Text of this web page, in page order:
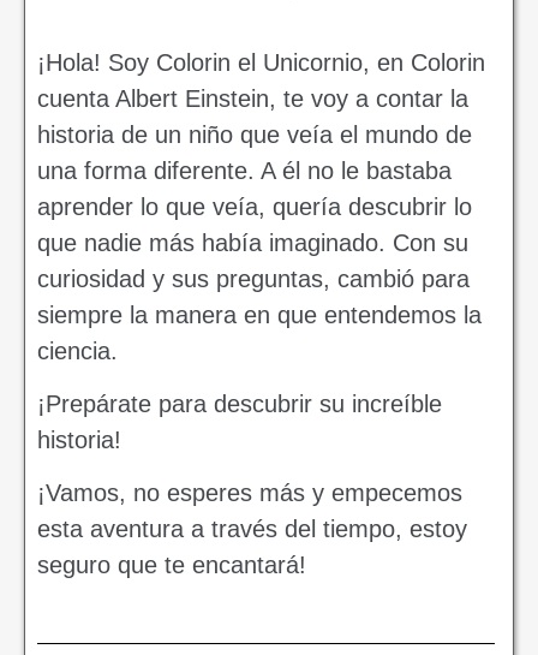
¡Hola! Soy Colorin el Unicornio, en Colorin
cuenta Albert Einstein, te voy a contar la
historia de un niño que veía el mundo de
una forma diferente. A él no le bastaba
aprender lo que veía, quería descubrir lo
que nadie más había imaginado. Con su
curiosidad y sus preguntas, cambió para
siempre la manera en que entendemos la
ciencia.
¡Prepárate para descubrir su increíble
historia!
¡Vamos, no esperes más y empecemos
esta aventura a través del tiempo, estoy
seguro que te encantará!